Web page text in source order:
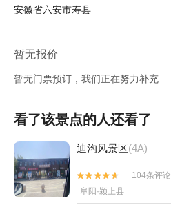
安徽省六安市寿县
暂无报价
暂无门票预订，我们正在努力补充
看了该景点的人还看了
迪沟风景区(4A)


104条评论
阜阳·颍上县